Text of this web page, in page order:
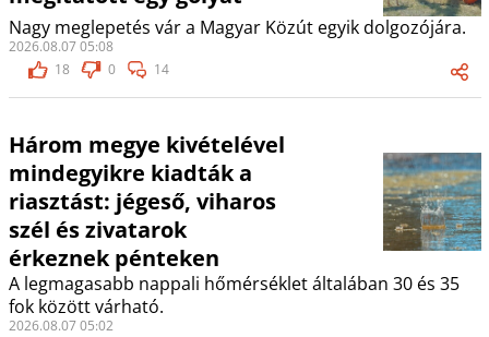
Nagy meglepetés vár a Magyar Közút egyik dolgozójára.
2026.08.07 05:08
18
0 14
Három megye kivételével
mindegyikre kiadták a
riasztást: jégeső, viharos
szél és zivatarok
érkeznek pénteken
A legmagasabb nappali hőmérséklet általában 30 és 35
fok között várható.
2026.08.07 05:02